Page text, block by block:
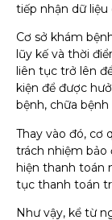
tiếp nhận dữ
Cơ sở khám
lũy kế và thời
liên tục trở lên
kiện để được
bệnh, chữa
Thay vào đó, cơ
trách nhiệm bảo
hiện thanh toán
tục thanh toán
Như vậy, kể từ